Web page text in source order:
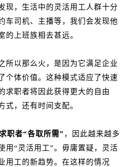
现，生活中的灵活用工人群十分
车司机、主播等，我们会发现他
的上班族相去甚远。
所以那么火，是因为它满足企业
个体价值。这种模式适应了快速
求职者将因此获得更大的自由
式，还有时间支配。
职者“各取所需” ，因此越来越多
用“灵活用工”。毋庸置疑，灵活
用工的新趋势。在这样的情况